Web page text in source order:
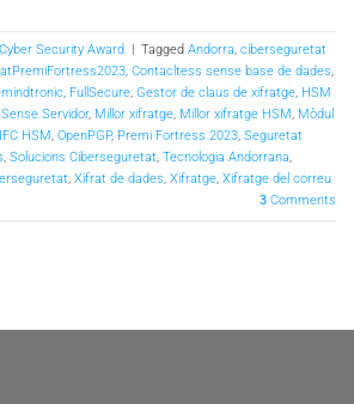
Security Award | Tagged Andorra, ciberseguretat
, Contacltess sense base de dades,
, FullSecure, Gestor de claus de xifratge, HSM
Servidor, Millor xifratge, Millor xifratge HSM, Mòdul
HSM, OpenPGP, Premi Fortress 2023, Seguretat
, Solucions Ciberseguretat, Tecnologia Andorrana,
, Xifrat de dades, Xifratge, Xifratge del correu
3 Comments